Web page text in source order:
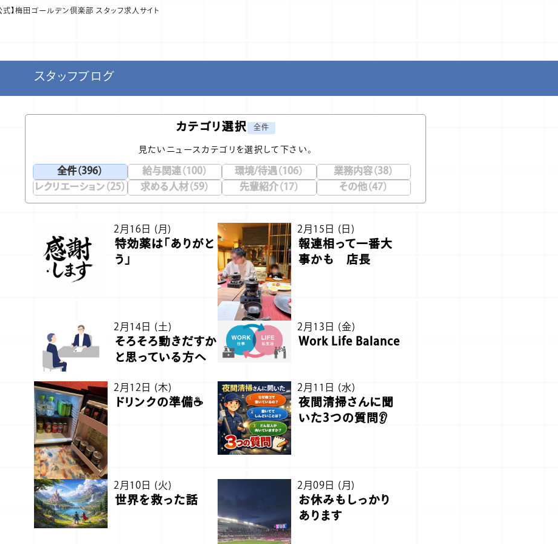
式】梅田ゴールデン倶楽部 スタッフ求人サイト
スタッフブログ
カテゴリ選択 全件
見たいニュースカテゴリを選択して下さい。
全件（396） 給与関連（100） 環境/待遇（106）
業務内容（38）
レクリエーション（25）
求める人材（59） 先輩紹介（17） その他（47）
2月16日 (月)
特効薬は「ありがと
う」
2月15日 (日)
報連相って一番大
事かも 店長
2月14日 (土)
そろそろ動きだすか
と思っている方へ
2月13日 (金)
Work Life Balance
2月12日 (木)
ドリンクの準備☕
2月11日 (水)
夜間清掃さんに聞
いた3つの質問👂
2月10日 (火)
世界を救った話
2月09日 (月)
お休みもしっかり
あります